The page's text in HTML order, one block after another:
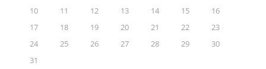
10
11 12 13 14 15
16
17
18 19 20 21 22
23
24
25 26 27 28 29
30
31